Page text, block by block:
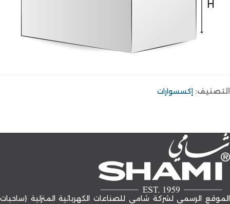
التصنيف: إكسسوارات
الموقع الرسمي لشركة شامي للصناعات الكهربائية المنزلية (ساحبات